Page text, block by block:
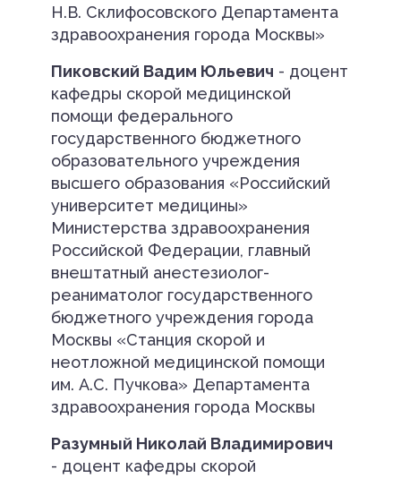
Н.В. Склифосовского Департамента
здравоохранения города Москвы»
Пиковский Вадим Юльевич - доцент
кафедры скорой медицинской
помощи федерального
государственного бюджетного
образовательного учреждения
высшего образования «Российский
университет медицины»
Министерства здравоохранения
Российской Федерации, главный
внештатный анестезиолог-
реаниматолог государственного
бюджетного учреждения города
Москвы «Станция скорой и
неотложной медицинской помощи
им. А.С. Пучкова» Департамента
здравоохранения города Москвы
Разумный Николай Владимирович
- доцент кафедры скорой